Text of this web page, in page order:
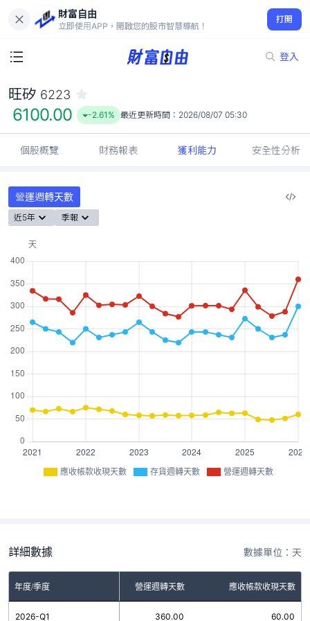
財富自由
立即使用APP，開啟您的股市智慧導航！
打開
登入
6100.00
-2.61%
旺矽 6223
6100.00 -2.61% 最近更新時間： 2026/08/07 05:30
個股概覽 財務報表 獲利能力 安全性分析
營運週轉天數
近5年 季報
應收帳款收現天數 存貨週轉天數 營運週轉天數
詳細數據 數據單位：天
年度/季度
存貨週轉天數 營運週轉天數 應收帳款收現天數
2026-Q1300.00 360.00 60.00